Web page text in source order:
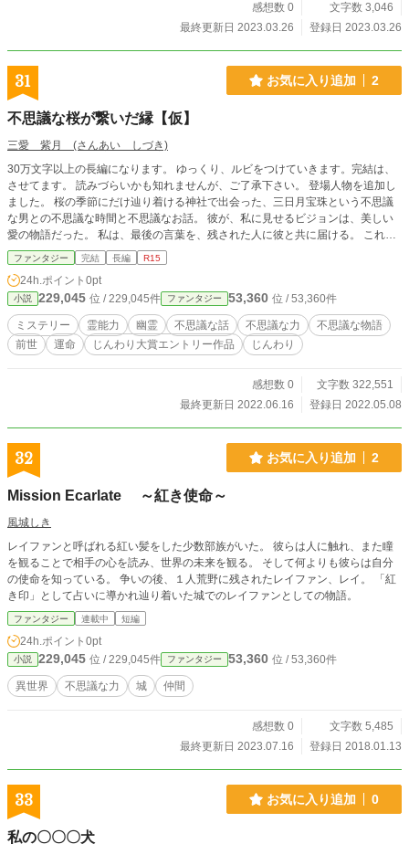
感想数 0
文字数 3,046
最終更新日 2023.03.26
登録日 2023.03.26
31 お気に入り追加 2
不思議な桜が繋いだ縁【仮】
三愛 紫月 (さんあい しづき)
30万文字以上の長編になります。 ゆっくり、ルビをつけていきます。完結は、
させてます。 読みづらいかも知れませんが、ご了承下さい。 登場人物を追加し
ました。 桜の季節にだけ辿り着ける神社で出会った、三日月宝珠という不思議
な男との不思議な時間と不思議なお話。 彼が、私に見せるビジョンは、美しい
愛の物語だった。 私は、最後の言葉を、残された人に彼と共に届ける。 これ
は、ある奇跡の物語。 何故、死ななければならなかったのか？ これは、ある神
社にやってきた８人のお話。 そこでは、けしてお願い事をしてはならないとい
うのだが…。 桜の季節の失くした恋と…。【仮】の主人公達の亡くしたパート
ナーの物語 これは、悲恋だけの物語。 短い生涯を終えた8人の物語 一つ一つの
お話は、短編小説になります。 【結婚できますように】 三笠千尋は、桂木丈助
から中々プロポーズがされなくて悩んでいた。恋愛成就で有名な場所を職場の方
に教えられて行ってしまった。そして、お願いをした。 その結果…。 【プロポ
なかなか、プロポーズをされないので友人に教えられたある神社にやってきた。
もらってやってきた。 その結果…。 【付き合えますように】 宮瀬歩は、なかな
か自分の気持ちに素直になれなかった。やっとうまくいったのに駄目になってし
まった。仲良しの友達から聞いて、この場所にやってきたのだ その結果…。
【桜の木の桜宮さん】 その人は、けして呼び出してはいけないと言われてい
た。ただし、願いは叶えてもらえると言う。中学生の頃。親友が一緒に呼び出し
てくれと言うので、冴草健斗は呼び出してしまった その結果…。 【ずっと、一
緒にいたい】 荻野美花は、悩んでいた。美鶴の傍に一生いたいと悩んでいた。
ある日、大学で同級生が話している事を聞いてしまった。 そして、神社へとや
ってきた。 その結果…。 【放れたくない】 前野友作は、早乙女加奈枝に連れら
れて、この場所を訪れていた。信じられない、友作は加奈枝より少しだけ遅く願
いをかけた。 その結果…。 これは、全て悲恋しかない物語。 果たして、その神
社の真実とは…。 そして、それは一本の糸で繋がれていた。 その死は、偶然か
必然か？！ 三日月宝珠と宮部希海の視点で描く。 不思議な物語 小説家になろ
う、カクヨムにも投稿しています。
ファンタジー 完結 長編 R15
24h.ポイント 0pt
小説 229,045 位 / 229,045件 ファンタジー 53,360 位 / 53,360件
ミステリー 霊能力 幽霊 不思議な話 不思議な力
不思議な物語
前世
運命 じんわり大賞エントリー作品 じんわり
感想数 0
文字数 322,551
最終更新日 2022.06.16
登録日 2022.05.08
32 お気に入り追加 2
Mission Ecarlate ～紅き使命～
風城しき
レイファンと呼ばれる紅い髪をした少数部族がいた。 彼らは人に触れ、また瞳
を観ることで相手の心を読み、世界の未来を観る。 そして何よりも彼らは自分
の使命を知っている。 争いの後、１人荒野に残されたレイファン、レイ。 「紅
き印」として占いに導かれ辿り着いた城でのレイファンとしての物語。
ファンタジー 連載中 短編
24h.ポイント 0pt
小説 229,045 位 / 229,045件 ファンタジー 53,360 位 / 53,360件
異世界 不思議な力 城 仲間
感想数 0
文字数 5,485
最終更新日 2023.07.16
登録日 2018.01.13
33 お気に入り追加 0
私の〇〇〇犬